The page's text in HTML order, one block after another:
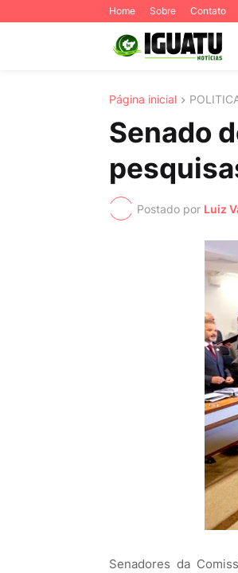
Home Sobre Contato
Página inicial
Senado
Postado por Luiz
Senadores da